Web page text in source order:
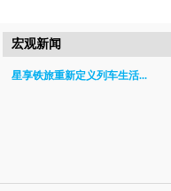
宏观新闻
星享铁旅重新定义列车生活...